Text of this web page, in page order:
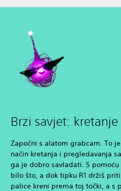
Brzi savjet:
Započni s alatom grabcam. To
način kretanja i pregledavanja
ga je dobro savladati. S pomoću
bilo što, a dok tipku R1 držiš
palice kreni prema toj točki, a s